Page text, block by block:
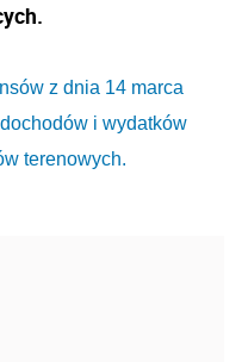
z dnia 14 marca
i wydatków
terenowych.